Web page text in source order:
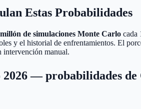
Estas Probabilidades
de simulaciones Monte Carlo cada
y el historial de enfrentamientos. El
manual.
— probabilidades de